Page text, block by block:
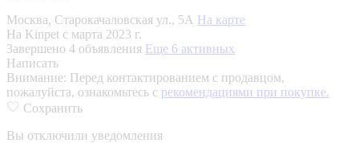
Москва, Старокачаловская ул., 5А На карте
На Kinpet c марта 2023 г.
Завершено 4 объявления Еще 6 активных
Написать
Внимание: Перед контактированием с продавцом,
пожалуйста, ознакомьтесь с рекомендациями при покупке.
Сохранить
Вы отключили уведомления